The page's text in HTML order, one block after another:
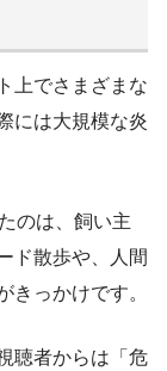
上でさまざまな
には大規模な炎
のは、飼い主
ド散歩や、人間
きっかけです。
聴者からは「危